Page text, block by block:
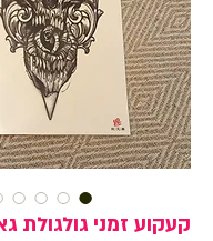
קעקוע זמני גולגולת